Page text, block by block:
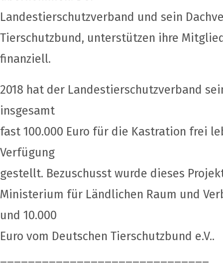
Landestierschutzverband und sein
Tierschutzbund, unterstützen ihre
finanziell.
2018 hat der Landestierschutzverband
insgesamt
fast 100.000 Euro für die Kastration frei
Verfügung
gestellt. Bezuschusst wurde dieses
Ministerium für Ländlichen Raum und
und 10.000
Euro vom Deutschen Tierschutzbund e.V..